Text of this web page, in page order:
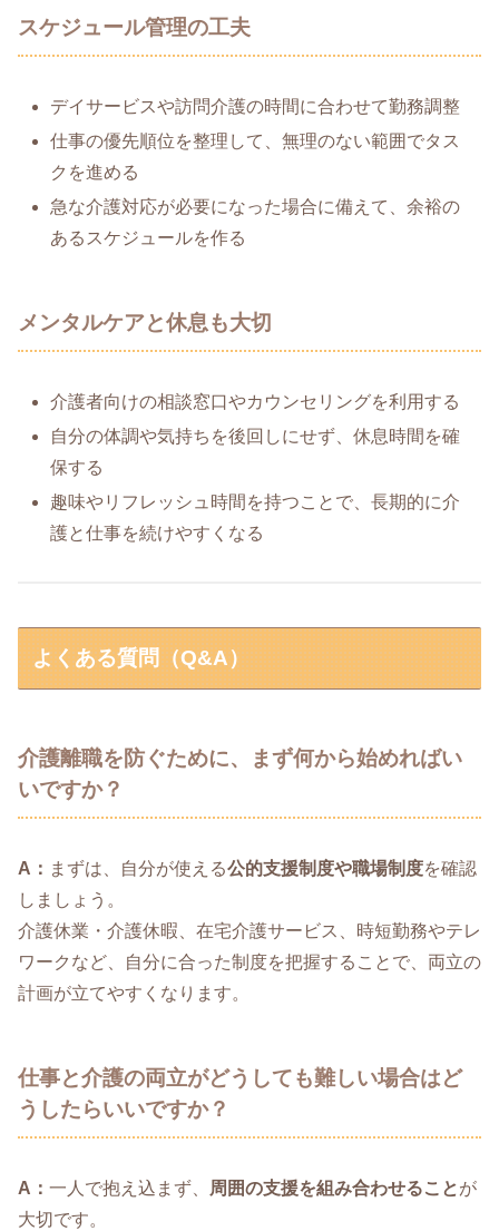
スケジュール管理の工夫
デイサービスや訪問介護の時間に合わせて勤務調整
仕事の優先順位を整理して、無理のない範囲でタス
クを進める
急な介護対応が必要になった場合に備えて、余裕の
あるスケジュールを作る
メンタルケアと休息も大切
介護者向けの相談窓口やカウンセリングを利用する
自分の体調や気持ちを後回しにせず、休息時間を確
保する
趣味やリフレッシュ時間を持つことで、長期的に介
護と仕事を続けやすくなる
よくある質問（Q&A）
介護離職を防ぐために、まず何から始めればい
いですか？
A： まずは、自分が使える公的支援制度や職場制度を確認
しましょう。
介護休業・介護休暇、在宅介護サービス、時短勤務やテレ
ワークなど、自分に合った制度を把握することで、両立の
計画が立てやすくなります。
仕事と介護の両立がどうしても難しい場合はど
うしたらいいですか？
A： 一人で抱え込まず、 周囲の支援を組み合わせることが
大切です。